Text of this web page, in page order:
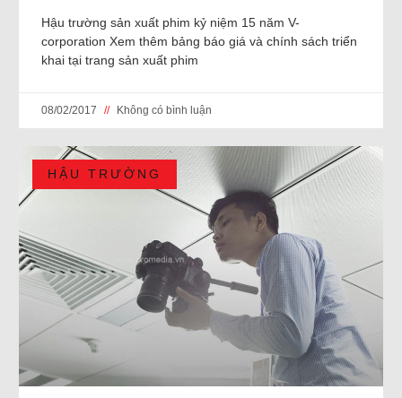
Hậu trường sản xuất phim kỷ niệm 15 năm V-
corporation Xem thêm bảng báo giá và chính sách triển
khai tại trang sản xuất phim
08/02/2017 Không có bình luận
HẬU TRƯỜNG